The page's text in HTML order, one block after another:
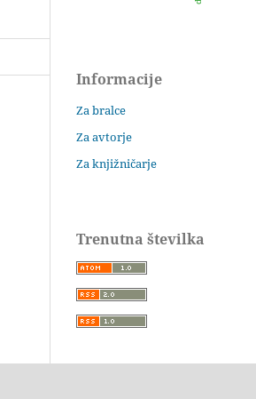
Informacije
Za bralce
Za avtorje
Za knjižničarje
Trenutna številka